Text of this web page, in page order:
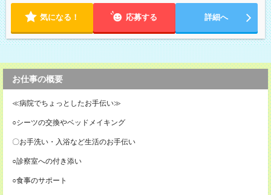
定（毎週同じ曜日勤務）
気になる！ 応募する 詳細へ
お仕事の概要
≪病院でちょっとしたお手伝い≫
○シーツの交換やベッドメイキング
〇お手洗い・入浴など生活のお手伝い
○診察室への付き添い
○食事のサポート